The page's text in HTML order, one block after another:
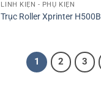
LINH KIỆN - PHỤ KIỆN
Trục Roller Xprinter H500B
1 2 3